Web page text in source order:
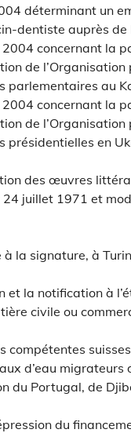
déterminant un
dentiste auprès
concernant la
de
parlementaires au
concernant la
de
présidentielles en
des œuvres
juillet 1971 et
la signature, à
la notification à
civile ou
compétentes suisses
d’eau migrateurs
du Portugal, de
du